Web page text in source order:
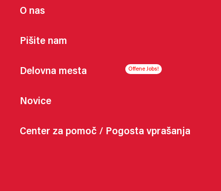
O nas
Pišite nam
Delovna mesta
Novice
Center za pomoč / Pogosta vprašanja